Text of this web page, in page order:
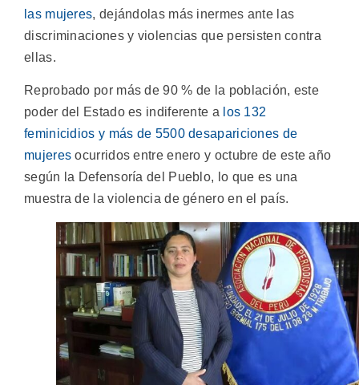
las mujeres, dejándolas más inermes ante las
discriminaciones y violencias que persisten contra
ellas.
Reprobado por más de 90 % de la población, este
poder del Estado es indiferente a los 132
feminicidios y más de 5500 desapariciones de
mujeres ocurridos entre enero y octubre de este año
según la Defensoría del Pueblo, lo que es una
muestra de la violencia de género en el país.